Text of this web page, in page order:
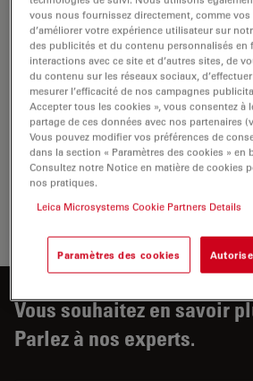
Montage avec Leica Map
Le logiciel LAS Map vous permet
de données 3D. Affichez des
telles que l'image multifocus et la
Vous souhaitez en savoir
Parlez à nos experts.
vous nous fournissez directement, comme
d’améliorer votre expérience utilisateur sur
des publicités et du contenu personnalisés en
interactions avec ce site et d’autres sites, de
du contenu sur les réseaux sociaux,
mesurer l’efficacité de nos campagnes
Accepter tous les cookies », vous consentez à
partage de ces données avec nos partenaires
Vous pouvez modifier vos préférences de
dans la section « Paramètres des cookies » en
Consultez notre Notice en matière de cookies
nos pratiques.
Leica Microsystems Cookie Partners Details
Paramètres des cookies